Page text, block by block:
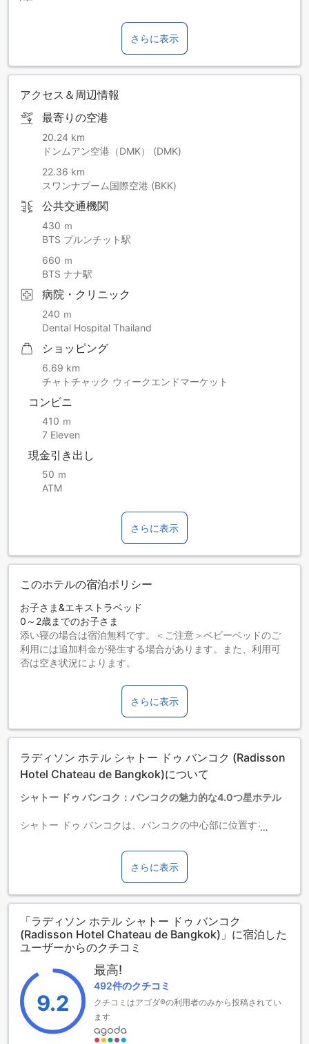
さらに表示
アクセス＆周辺情報
最寄りの空港
20.24 km
ドンムアン空港（DMK） (DMK)
22.36 km
スワンナプーム国際空港 (BKK)
公共交通機関
430 ｍ
BTS プルンチット駅
660 ｍ
BTS ナナ駅
病院・クリニック
240 ｍ
Dental Hospital Thailand
ショッピング
6.69 km
チャトチャック ウィークエンドマーケット
コンビニ
410 ｍ
7 Eleven
現金引き出し
50 ｍ
ATM
さらに表示
このホテルの宿泊ポリシー
お子さま&エキストラベッド
0～2歳までのお子さま
添い寝の場合は宿泊無料です。＜ご注意＞ベビーベッドのご
利用には追加料金が発生する場合があります。また、利用可
否は空き状況によります。
添い寝の場合は宿泊無料です。
13歳以上の宿泊者は大人とみなされます。
エキストラベッドの追加可否は、ルームタイプにより異なり
ます。各ルームタイプ欄の記載をお確かめください。ルーム
ていない場合は、エキストラベッドの追加はできません。
【ご注意】6部屋以上をご予約の場合は、異なるご予約条件や
さらに表示
ラディソン ホテル シャトー ドゥ バンコク (Radisson
Hotel Chateau de Bangkok)について
シャトー ドゥ バンコク：バンコクの魅力的な4.0つ星ホテル
シャトー ドゥ バンコクは、バンコクの中心部に位置する魅力
年に最後の改装が行われました。バンコク空港までの所要時
間はわずか45分です。チェックインは午後2時から可能です。
チェックアウトは正午まで利用できます。ホテルには合計135
室の客室があります。また、このホテルでは、3歳から12歳ま
でのお子様が無料で滞在することができます。シャトー ドゥ
バンコクは、快適な滞在をお求めの方に最適な選択肢です。
楽しい施設が充実！シャトー ドゥ バンコクのエンターテイメ
シャトー ドゥ バンコクは、バンコクの中心に位置し、さまざ
まな楽しい施設を提供しています。まず、ホテル内のバーで
は、美味しいカクテルやお酒を楽しみながら、くつろいだ時
間を過ごすことができます。また、マッサージ施設も完備さ
さらに表示
「ラディソン ホテル シャトー ドゥ バンコク
(Radisson Hotel Chateau de Bangkok)」に宿泊した
ユーザーからのクチコミ
9.2
最高!
492件のクチコミ
クチコミはアゴダ®の利用者のみから投稿されてい
ます